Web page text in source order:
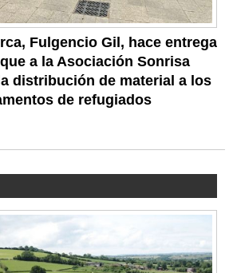
Fulgencio Gil, hace entrega
a la Asociación Sonrisa
distribución de material a los
de refugiados